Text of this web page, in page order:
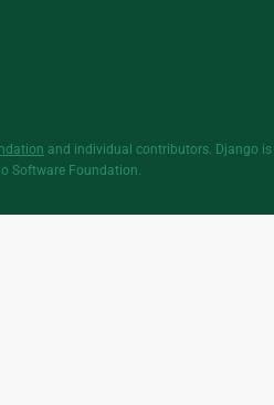
and individual contributors. Django is
Software Foundation.